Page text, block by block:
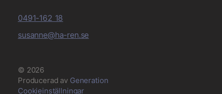
0491-162 18
susanne@ha-ren.se
© 2026
Producerad av Generation
Cookieinställningar